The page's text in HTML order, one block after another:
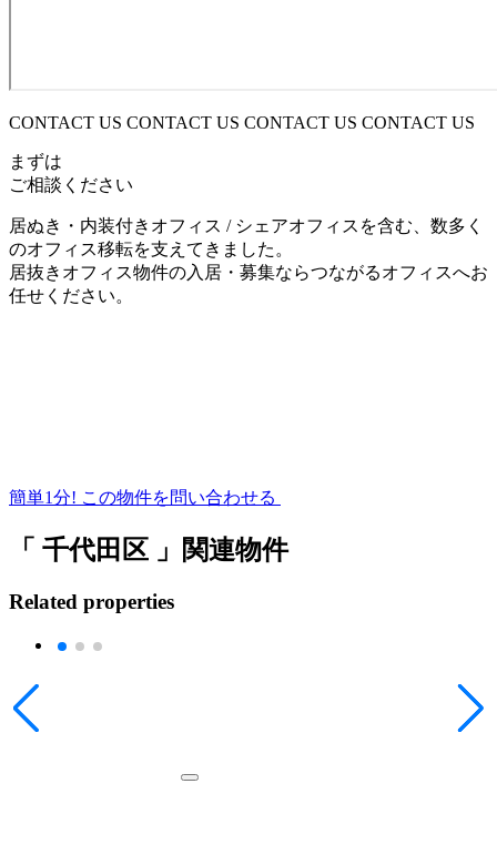
CONTACT US CONTACT US CONTACT US CONTACT US
まずは
ご相談ください
居ぬき・内装付きオフィス / シェアオフィスを含む、数多く
のオフィス移転を支えてきました。
居抜きオフィス物件の入居・募集ならつながるオフィスへお
任せください。
簡単1分! この物件を問い合わせる
「 千代田区 」関連物件
Related properties